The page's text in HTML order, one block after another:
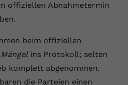
offiziellen Abnahmetermin
beim offiziellen
Mängelins Protokoll; selten
komplett abgenommen.
die Parteien einen
YouTube gesetzte Cookie